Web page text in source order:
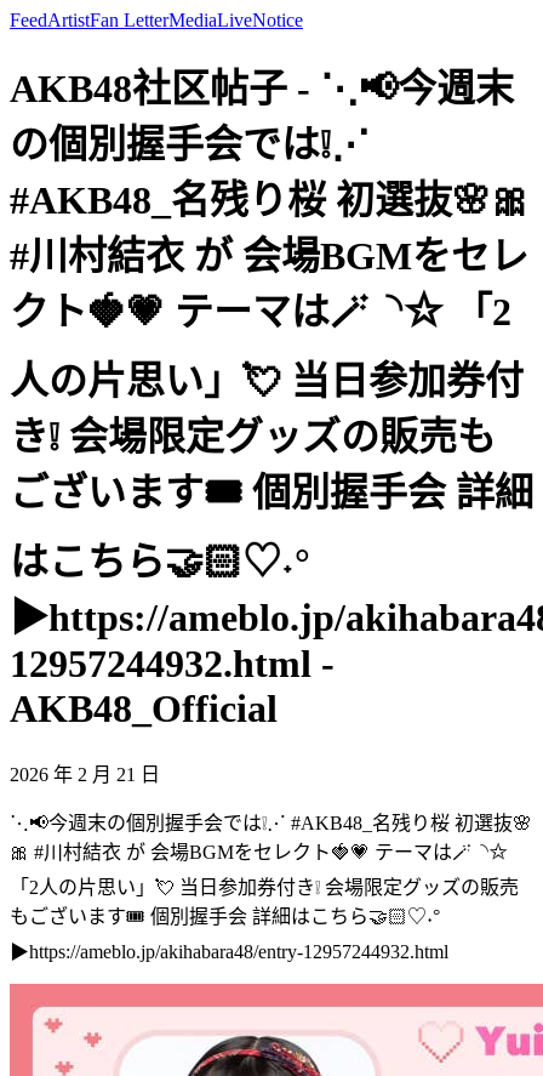
FeedArtistFan LetterMediaLiveNotice
AKB48社区帖子 - ⋱📢今週末
の個別握手会では❕⋰
#AKB48_名残り桜 初選抜🌸🎀
#川村結衣 が 会場BGMをセレ
クト🍓💗 テーマは🪄◝✩ 「2
人の片思い」💘 当日参加券付
き❕ 会場限定グッズの販売も
ございます🎟️ 個別握手会 詳細
はこちら🤝🏻♡˖°
▶︎https://ameblo.jp/
12957244932.html -
AKB48_Official
2026 年 2 月 21 日
⋱📢今週末の個別握手会では❕⋰ #AKB48_名残り桜 初選抜🌸
🎀 #川村結衣 が 会場BGMをセレクト🍓💗 テーマは🪄◝✩
「2人の片思い」💘 当日参加券付き❕ 会場限定グッズの販売
もございます🎟️ 個別握手会 詳細はこちら🤝🏻♡˖°
▶︎https://ameblo.jp/akihabara48/entry-12957244932.html